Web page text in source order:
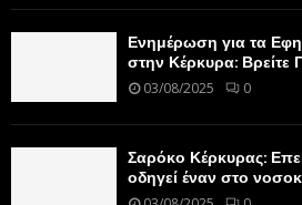
Ενημέρωση για τα
στην Κέρκυρα: Βρείτε
03/08/2025 0
Σαρόκο Κέρκυρας:
οδηγεί έναν στο